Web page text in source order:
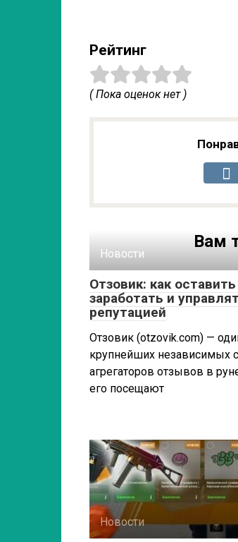
Рейтинг
( Пока оценок нет )
Вам
Новости
Отзовик: как
заработать и
репутацией
Отзовик (otzovik.com) —
крупнейших независимых
агрегаторов отзывов в
его посещают
Новости